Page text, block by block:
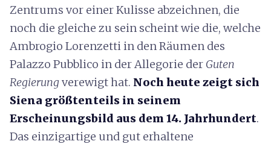
Zentrums vor einer Kulisse abzeichnen, die
noch die gleiche zu sein scheint wie die, welche
Ambrogio Lorenzetti in den Räumen des
Palazzo Pubblico in der Allegorie der Guten
Regierungverewigt hat. Noch heute zeigt sich
Siena größtenteils in seinem
Erscheinungsbild aus dem 14. Jahrhundert.
Das einzigartige und gut erhaltene